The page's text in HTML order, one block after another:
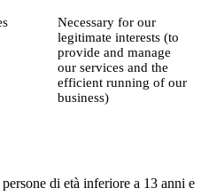
Necessary for our
legitimate interests (to
provide and manage
our services and the
efficient running of our
business)
di età inferiore a 13 anni e